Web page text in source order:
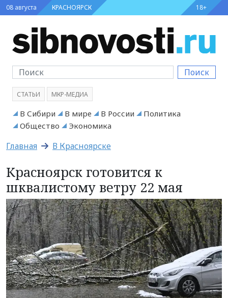
08 августа КРАСНОЯРСК 18+
Поиск
СТАТЬИ МКР-МЕДИА
В Сибири В мире В России
Политика
Общество
Экономика
Главная В Красноярске
Красноярск готовится к
шквалистому ветру 22 мая